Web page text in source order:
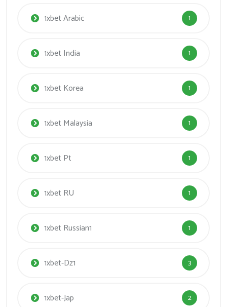
1xbet Arabic 1
1xbet India 1
1xbet Korea 1
1xbet Malaysia 1
1xbet Pt 1
1xbet RU 1
1xbet Russian1 1
1xbet-Dz1 3
1xbet-Jap 2